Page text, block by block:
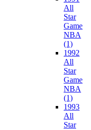
All
Star
Game
NBA
(1)
1992
All
Star
Game
NBA
(1)
1993
All
Star